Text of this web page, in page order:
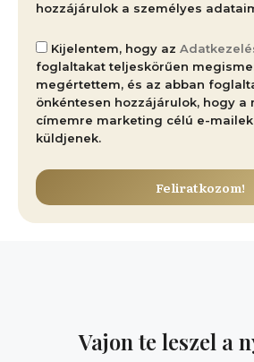
hozzájárulok a személyes
Kijelentem, hogy az
foglaltakat teljeskörűen
megértettem, és az abban
önkéntesen hozzájárulok, hogy
címemre marketing célú e-
küldjenek.
Feliratkozom!
Vajon te leszel a